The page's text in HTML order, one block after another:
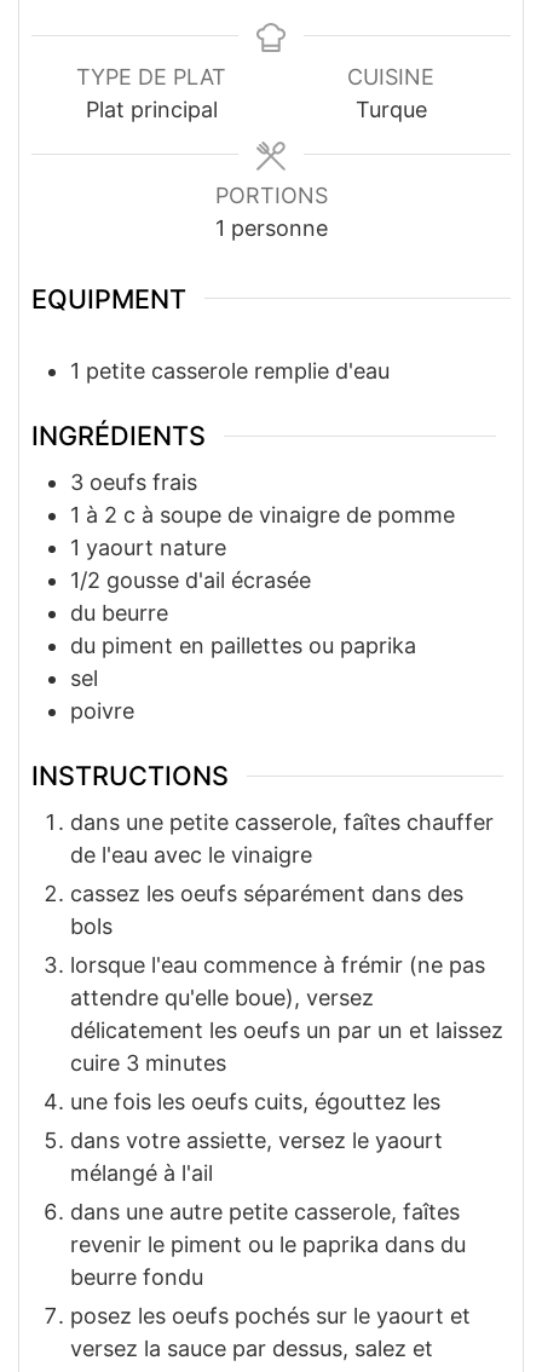
TYPE DE PLAT
Plat principal
CUISINE
Turque
PORTIONS
1 personne
EQUIPMENT
1 petite casserole remplie d'eau
INGRÉDIENTS
3 oeufs frais
1 à 2 c à soupe de vinaigre de pomme
1 yaourt nature
1/2 gousse d'ail écrasée
du beurre
du piment en paillettes ou paprika
sel
poivre
INSTRUCTIONS
dans une petite casserole, faîtes chauffer
de l'eau avec le vinaigre
cassez les oeufs séparément dans des
bols
lorsque l'eau commence à frémir (ne pas
attendre qu'elle boue), versez
délicatement les oeufs un par un et laissez
cuire 3 minutes
une fois les oeufs cuits, égouttez les
dans votre assiette, versez le yaourt
mélangé à l'ail
dans une autre petite casserole, faîtes
revenir le piment ou le paprika dans du
beurre fondu
posez les oeufs pochés sur le yaourt et
versez la sauce par dessus, salez et